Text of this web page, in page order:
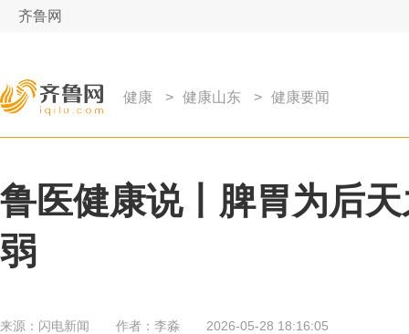
齐鲁网
健康 > 健康山东 > 健康要闻
鲁医健康说丨脾胃为后
弱
来源： 闪电新闻 作者： 李淼 2026-05-28 18:16:05